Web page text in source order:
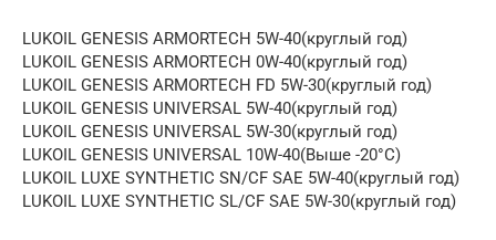
LUKOIL GENESIS ARMORTECH 5W-40(круглый год)
LUKOIL GENESIS ARMORTECH 0W-40(круглый год)
LUKOIL GENESIS ARMORTECH FD 5W-30(круглый год)
LUKOIL GENESIS UNIVERSAL 5W-40(круглый год)
LUKOIL GENESIS UNIVERSAL 5W-30(круглый год)
LUKOIL GENESIS UNIVERSAL 10W-40(Выше -20°C)
LUKOIL LUXE SYNTHETIC SN/CF SAE 5W-40(круглый год)
LUKOIL LUXE SYNTHETIC SL/CF SAE 5W-30(круглый год)